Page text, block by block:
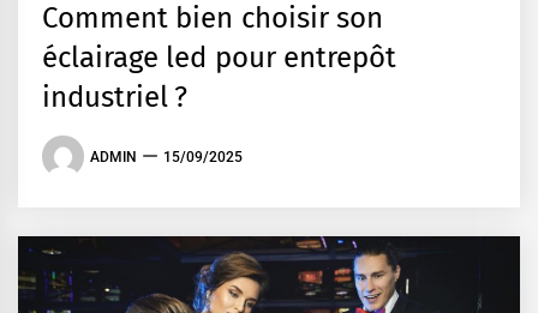
Comment bien choisir son
éclairage led pour entrepôt
industriel ?
ADMIN 15/09/2025